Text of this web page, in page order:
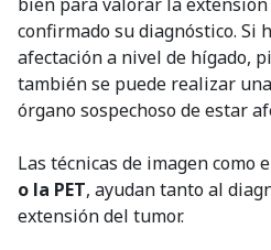
confirmado su diagnóstico. Si
afectación a nivel de hígado,
también se puede realizar
órgano sospechoso de estar
Las técnicas de imagen como
o la PET, ayudan tanto al
extensión del tumor.